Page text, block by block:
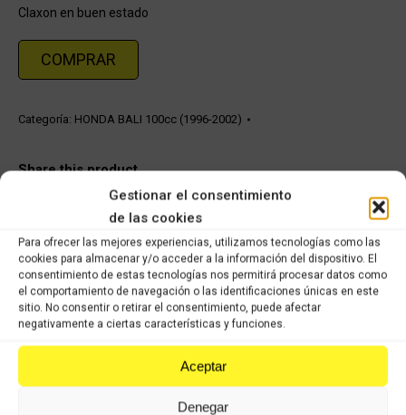
Gestionar el consentimiento
de las cookies
Para ofrecer las mejores experiencias, utilizamos tecnologías como las
cookies para almacenar y/o acceder a la información del dispositivo. El
consentimiento de estas tecnologías nos permitirá procesar datos como
el comportamiento de navegación o las identificaciones únicas en este
sitio. No consentir o retirar el consentimiento, puede afectar
negativamente a ciertas características y funciones.
Aceptar
Denegar
Claxon en buen estado
COMPRAR
Categoría: HONDA BALI 100cc (1996-2002)
Share this product
on
X
Share
on
Facebook
Share
on
Pinterest
Share
on
LinkedIn
Productos relacionados
Soporte freno trasero Honda Bali 100cc